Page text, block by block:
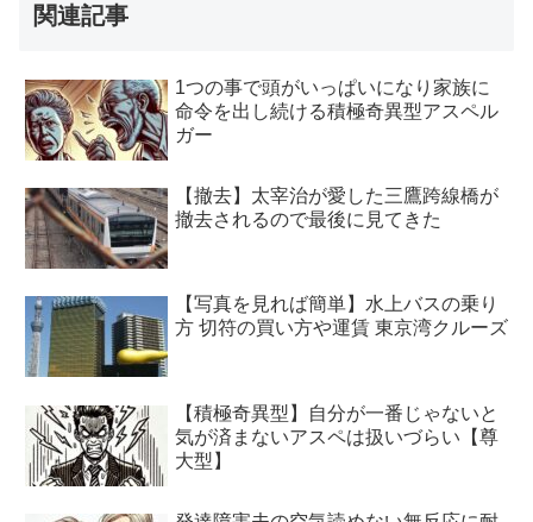
関連記事
1つの事で頭がいっぱいになり家族に
命令を出し続ける積極奇異型アスペル
ガー
【撤去】太宰治が愛した三鷹跨線橋が
撤去されるので最後に見てきた
【写真を見れば簡単】水上バスの乗り
方 切符の買い方や運賃 東京湾クルーズ
【積極奇異型】自分が一番じゃないと
気が済まないアスペは扱いづらい【尊
大型】